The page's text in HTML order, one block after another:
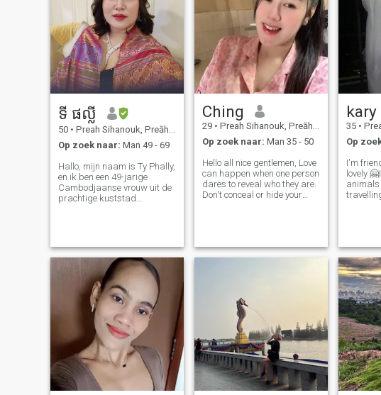
ទី ផល្លី
50 • Preah Sihanouk, Preăh Seihânŭ, Cambodja
Op zoek naar: Man 49 - 69
Hallo, mijn naam is Ty Phally,
en ik ben een 49-jarige
Cambodjaanse vrouw uit de
prachtige kuststad
dochters en een zoon. Mijn
oudste kind is nu getrouwd
en heeft me de vreugde
gegeven om grootmoeder te
worden. I currently work as a
primary school teacher and
a part-time life insurance
agent. I find great meaning
in guiding others and
helping them plan for their
future. Ik vind veel zin in het
begeleiden van anderen en
hen helpen hun toekomst te
plannen. Buiten het werk vind
Ching
29 • Preah Sihanouk, Preăh Seihânŭ, Cambodja
Op zoek naar: Man 35 - 50
Hello all nice gentlemen, Love
can happen when one person
dares to reveal who they are.
Don't conceal or hide your
deceit, please allow me to int
kary
35 • Preah
Op
I'm
lovely
animals